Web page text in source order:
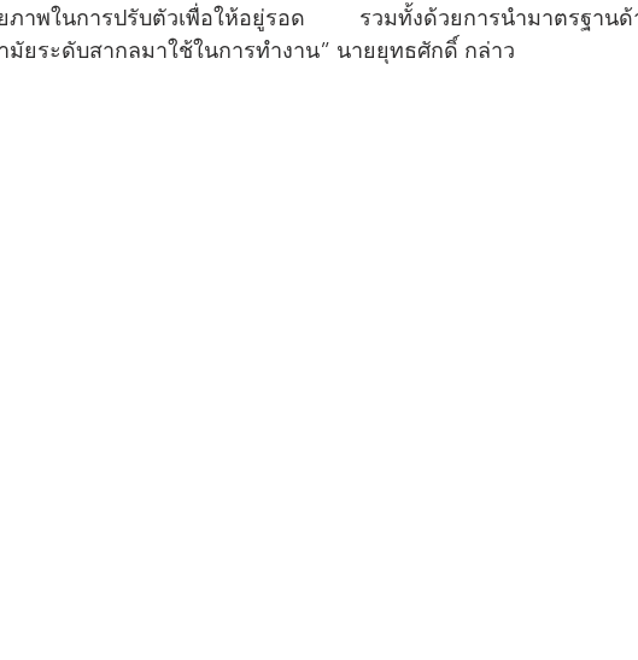
ภาพในการปรับตัวเพื่อให้อยู่รอด รวมทั้งด้วยการนำมาตรฐานด้
มัยระดับสากลมาใช้ในการทำงาน” นายยุทธศักดิ์ กล่าว